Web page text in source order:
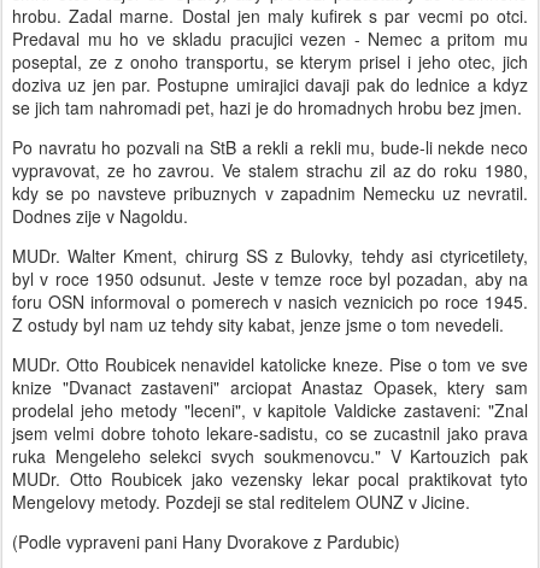
hrobu. Zadal marne. Dostal jen maly kufirek s par vecmi po otci.
Predaval mu ho ve skladu pracujici vezen - Nemec a pritom mu
poseptal, ze z onoho transportu, se kterym prisel i jeho otec, jich
doziva uz jen par. Postupne umirajici davaji pak do lednice a kdyz
se jich tam nahromadi pet, hazi je do hromadnych hrobu bez jmen.
Po navratu ho pozvali na StB a rekli a rekli mu, bude-li nekde neco
vypravovat, ze ho zavrou. Ve stalem strachu zil az do roku 1980,
kdy se po navsteve pribuznych v zapadnim Nemecku uz nevratil.
Dodnes zije v Nagoldu.
MUDr. Walter Kment, chirurg SS z Bulovky, tehdy asi ctyricetilety,
byl v roce 1950 odsunut. Jeste v temze roce byl pozadan, aby na
foru OSN informoval o pomerech v nasich veznicich po roce 1945.
Z ostudy byl nam uz tehdy sity kabat, jenze jsme o tom nevedeli.
MUDr. Otto Roubicek nenavidel katolicke kneze. Pise o tom ve sve
knize "Dvanact zastaveni" arciopat Anastaz Opasek, ktery sam
prodelal jeho metody "leceni", v kapitole Valdicke zastaveni: "Znal
jsem velmi dobre tohoto lekare-sadistu, co se zucastnil jako prava
ruka Mengeleho selekci svych soukmenovcu." V Kartouzich pak
MUDr. Otto Roubicek jako vezensky lekar pocal praktikovat tyto
Mengelovy metody. Pozdeji se stal reditelem OUNZ v Jicine.
(Podle vypraveni pani Hany Dvorakove z Pardubic)